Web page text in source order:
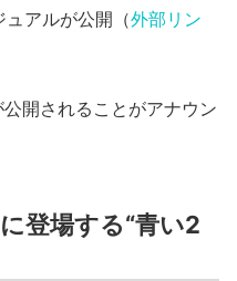
アルが公開（外部リン
開されることがアナウン
登場する“青い2